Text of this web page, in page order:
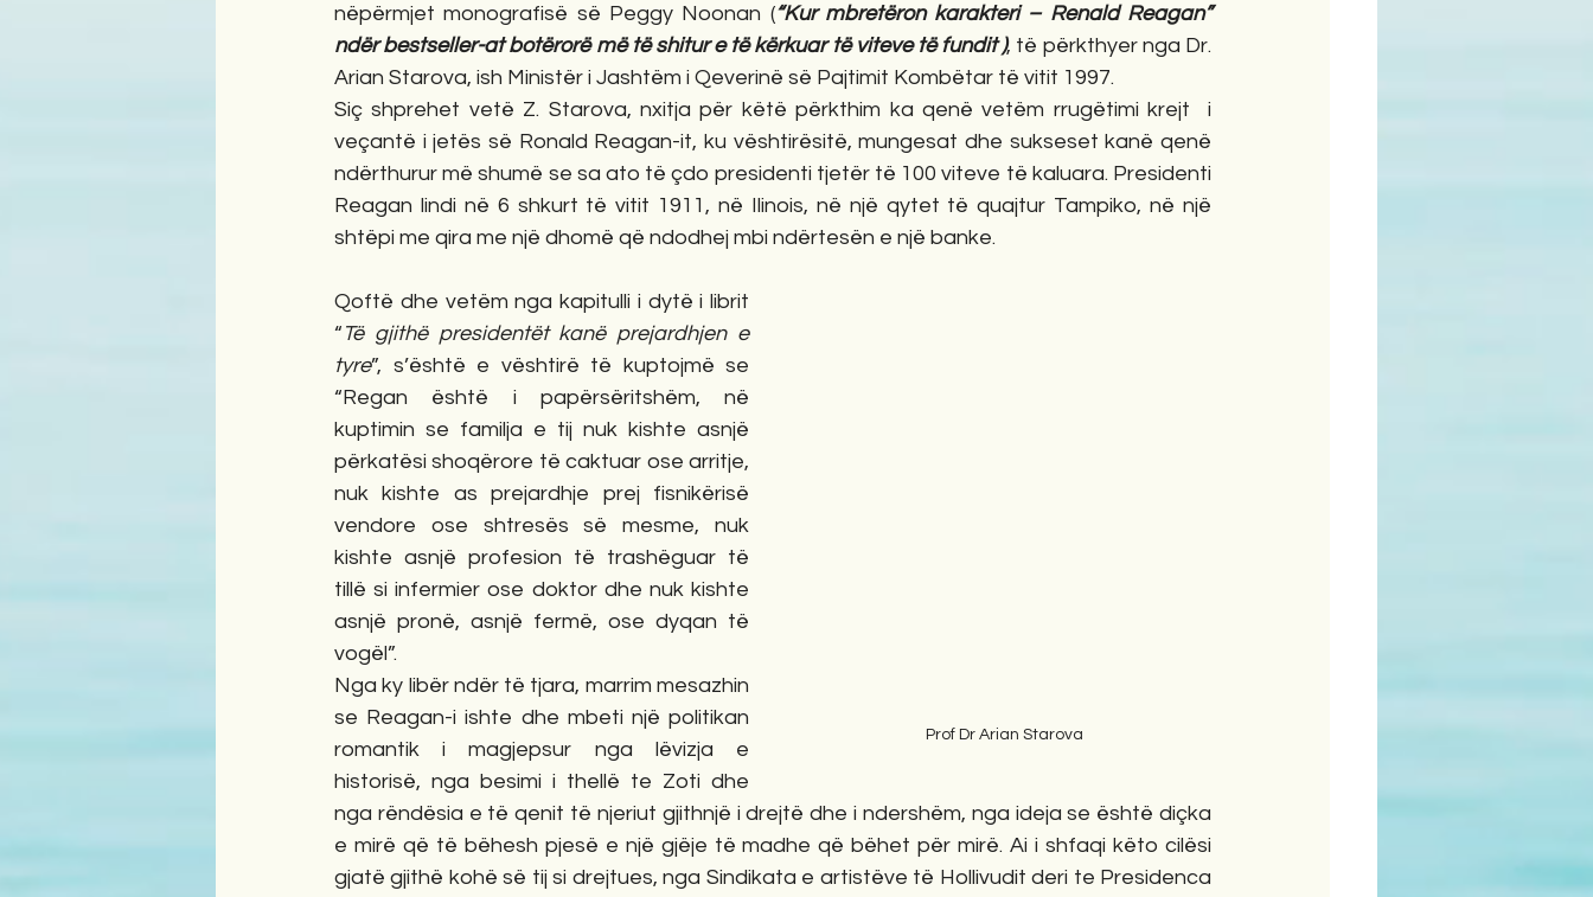
nëpërmjet monografisë së Peggy Noonan (“Kur mbretëron karakteri – Renald Reagan”
ndër bestseller-at botërorë më të shitur e të kërkuar të viteve të fundit ), të përkthyer nga Dr.
Arian Starova, ish Ministër i Jashtëm i Qeverinë së Pajtimit Kombëtar të vitit 1997.
Siç shprehet vetë Z. Starova, nxitja për këtë përkthim ka qenë vetëm rrugëtimi krejt  i
veçantë i jetës së Ronald Reagan-it, ku vështirësitë, mungesat dhe sukseset kanë qenë
ndërthurur më shumë se sa ato të çdo presidenti tjetër të 100 viteve të kaluara. Presidenti
Reagan lindi në 6 shkurt të vitit 1911, në Ilinois, në një qytet të quajtur Tampiko, në një
shtëpi me qira me një dhomë që ndodhej mbi ndërtesën e një banke.
Prof Dr Arian Starova
Qoftë dhe vetëm nga kapitulli i dytë i librit
“ Të gjithë presidentët kanë prejardhjen e
tyre”, s’është e vështirë të kuptojmë se
“Regan është i papërsëritshëm, në
kuptimin se familja e tij nuk kishte asnjë
përkatësi shoqërore të caktuar ose arritje,
nuk kishte as prejardhje prej fisnikërisë
vendore ose shtresës së mesme, nuk
kishte asnjë profesion të trashëguar të
tillë si infermier ose doktor dhe nuk kishte
asnjë pronë, asnjë fermë, ose dyqan të
vogël”.
Nga ky libër ndër të tjara, marrim mesazhin
se Reagan-i ishte dhe mbeti një politikan
romantik i magjepsur nga lëvizja e
historisë, nga besimi i thellë te Zoti dhe
nga rëndësia e të qenit të njeriut gjithnjë i drejtë dhe i ndershëm, nga ideja se është diçka
e mirë që të bëhesh pjesë e një gjëje të madhe që bëhet për mirë. Ai i shfaqi këto cilësi
gjatë gjithë kohë së tij si drejtues, nga Sindikata e artistëve të Hollivudit deri te Presidenca